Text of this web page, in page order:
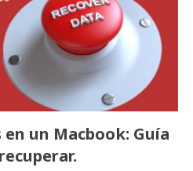
un Macbook: Guía